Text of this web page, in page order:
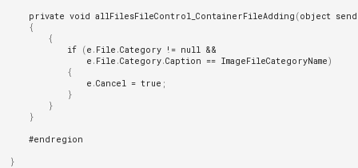
подключения
Веб-сервис webbi
private void allFilesFileControl_ContainerFileAdding (object
{
{
if (e . File .Category != null &&
e . File .Category.Caption == ImageFileCategoryName)
{
e .Cancel = true ;
}
}
}
#endregion
}